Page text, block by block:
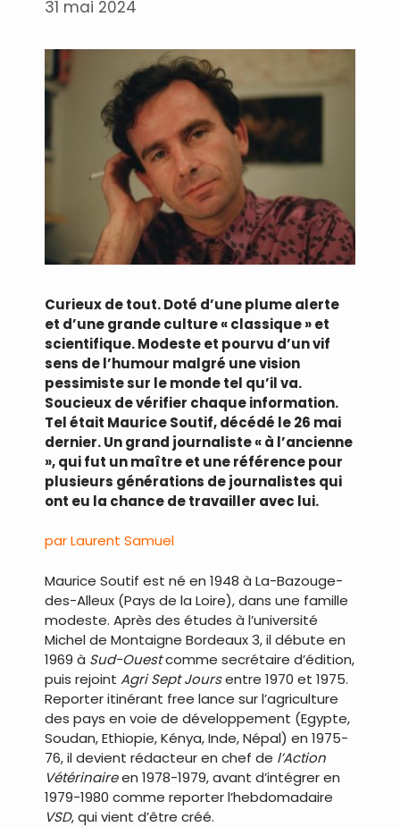
31 mai 2024
Curieux de tout. Doté d’une plume alerte
et d’une grande culture « classique » et
scientifique. Modeste et pourvu d’un vif
sens de l’humour malgré une vision
pessimiste sur le monde tel qu’il va.
Soucieux de vérifier chaque information.
Tel était Maurice Soutif, décédé le 26 mai
dernier. Un grand journaliste « à l’ancienne
», qui fut un maître et une référence pour
plusieurs générations de journalistes qui
ont eu la chance de travailler avec lui.
par Laurent Samuel
Maurice Soutif est né en 1948 à La-Bazouge-
des-Alleux (Pays de la Loire), dans une famille
modeste. Après des études à l’université
Michel de Montaigne Bordeaux 3, il débute en
1969 à Sud-Ouestcomme secrétaire d’édition,
puis rejoint Agri Sept Joursentre 1970 et 1975.
Reporter itinérant free lance sur l’agriculture
des pays en voie de développement (Egypte,
Soudan, Ethiopie, Kénya, Inde, Népal) en 1975-
76, il devient rédacteur en chef de l’Action
Vétérinaireen 1978-1979, avant d’intégrer en
1979-1980 comme reporter l’hebdomadaire
VSD, qui vient d’être créé.